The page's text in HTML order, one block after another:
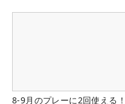
8-9月のプレーに2回使える！